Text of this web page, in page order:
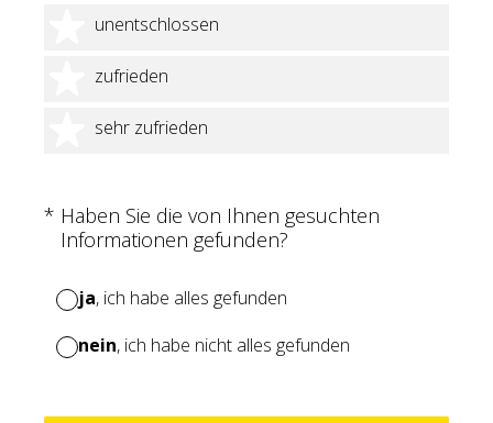
unentschlossen
3 Sterne
zufrieden
4 Sterne
sehr zufrieden
5 Sterne
* Haben Sie die von Ihnen gesuchten
Informationen gefunden?
(Erforderlich.)
ja, ich habe alles gefunden
nein, ich habe nicht alles gefunden